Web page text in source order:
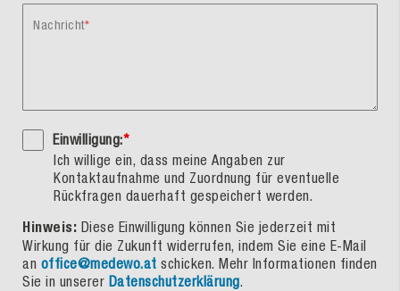
Nachricht
Einwilligung:*
Ich willige ein, dass meine Angaben zur
Kontaktaufnahme und Zuordnung für eventuelle
Rückfragen dauerhaft gespeichert werden.
Hinweis: Diese Einwilligung können Sie jederzeit mit
Wirkung für die Zukunft widerrufen, indem Sie eine E-Mail
an office@medewo.at schicken. Mehr Informationen finden
Sie in unserer Datenschutzerklärung.